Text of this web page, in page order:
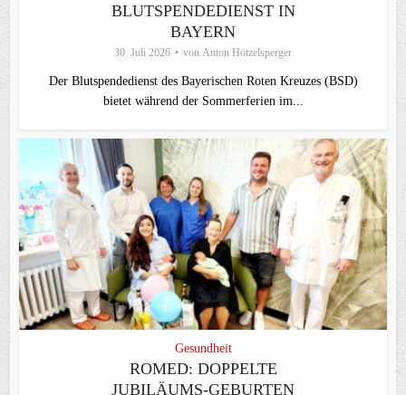
BLUTSPENDEDIENST IN
BAYERN
30. Juli 2026 von Anton Hötzelsperger
Der Blutspendedienst des Bayerischen Roten Kreuzes (BSD)
bietet während der Sommerferien im...
Gesundheit
ROMED: DOPPELTE
JUBILÄUMS-GEBURTEN